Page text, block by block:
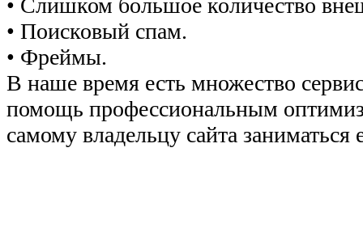
• Слишком большое количество
• Поисковый спам.
• Фреймы.
В наше время есть множество
помощь профессиональным
самому владельцу сайта